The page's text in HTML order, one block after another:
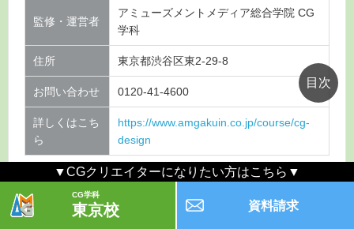
監修・運営者
アミューズメントメディア総合学院 CG
学科
住所 東京都渋谷区東2-29-8
お問い合わせ 0120-41-4600
詳しくはこち
ら
https://www.amgakuin.co.jp/course/cg-
design
▼CGクリエイターになりたい方はこちら▼
CG学科
東京校 資料請求